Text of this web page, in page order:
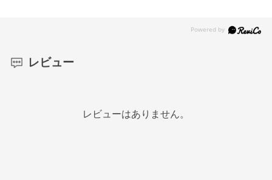
レビュー
レビューはありません。